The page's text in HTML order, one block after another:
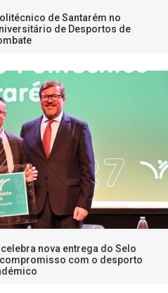
de Santarém no
de Desportos de
nova entrega do Selo
com o desporto